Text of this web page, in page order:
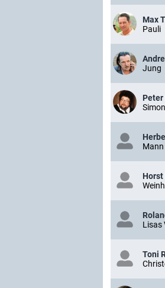
Max
Pauli
Jung
Peter
Simon
Mann
Lisas
Toni